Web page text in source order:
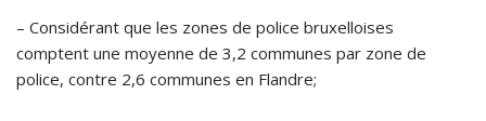
– Considérant que les zones de police bruxelloises
comptent une moyenne de 3,2 communes par zone de
police, contre 2,6 communes en Flandre;